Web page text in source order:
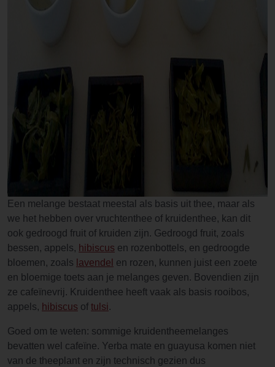
Een melange bestaat meestal als basis uit thee, maar als
we het hebben over vruchtenthee of kruidenthee, kan dit
ook gedroogd fruit of kruiden zijn. Gedroogd fruit, zoals
bessen, appels, hibiscus en rozenbottels, en gedroogde
bloemen, zoals lavendel en rozen, kunnen juist een zoete
en bloemige toets aan je melanges geven. Bovendien zijn
ze cafeïnevrij. Kruidenthee heeft vaak als basis rooibos,
appels, hibiscus of tulsi .
Goed om te weten: sommige kruidentheemelanges
bevatten wel cafeïne. Yerba mate en guayusa komen niet
van de theeplant en zijn technisch gezien dus